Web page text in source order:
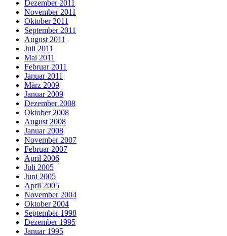
Dezember 2011
November 2011
Oktober 2011
September 2011
August 2011
Juli 2011
Mai 2011
Februar 2011
Januar 2011
März 2009
Januar 2009
Dezember 2008
Oktober 2008
August 2008
Januar 2008
November 2007
Februar 2007
April 2006
Juli 2005
Juni 2005
April 2005
November 2004
Oktober 2004
September 1998
Dezember 1995
Januar 1995